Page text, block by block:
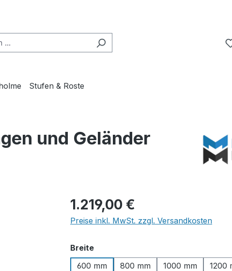
Stufen & Roste
und Geländer
Regulärer Preis:
1.219,00 €
Preise inkl. MwSt. zzgl. Versandkosten
Breiteauswählen
600 mm
800 mm 1000 mm 1200